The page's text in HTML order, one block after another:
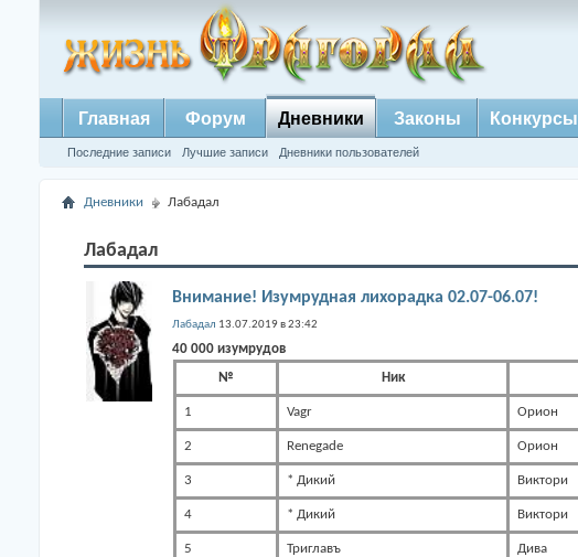
Главная Форум Дневники
Последние записи Лучшие записи Дневники пользователей
Законы Конкурсы
Дневники Лабадал
Лабадал
Внимание! Изумрудная лихорадка 02.07-06.07!
Лабадал 13.07.2019 в 23:42
40 000 изумрудов
№
Ник
1 Vagr Орион
2 Renegade Орион
3 * Дикий Виктори
4 * Дикий Виктори
5 Триглавъ
Дива